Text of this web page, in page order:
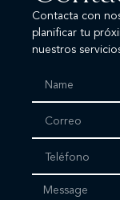
Contacta con
planificar tu
nuestros